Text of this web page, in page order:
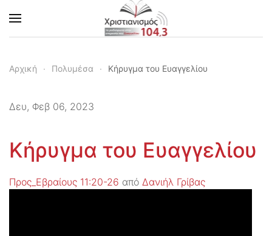
Skip to main content
Αρχική Πολυμέσα Κήρυγμα του Ευαγγελίου
Δευ, Φεβ 06, 2023
Κήρυγμα του Ευαγγελίου
Προς_Εβραίους 11:20-26 από Δανιήλ Γρίβας